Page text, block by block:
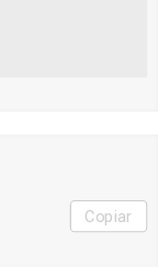
Copiar